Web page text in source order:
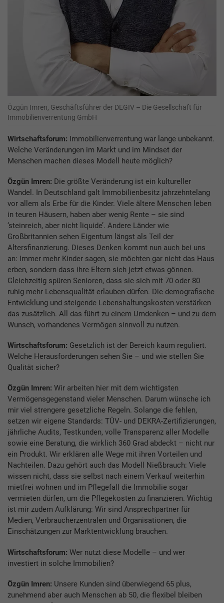
Özgün Imren, Geschäftsführer der DEGIV – Die Gesellschaft für
Immobilienverrentung GmbH
Wirtschaftsforum: Immobilienverrentung war lange unbekannt.
Welche Veränderungen im Markt und im Mindset der
Menschen machen dieses Modell heute möglich?
Özgün Imren: Die größte Veränderung ist ein kultureller
Wandel. In Deutschland galt Immobilienbesitz jahrzehntelang
vor allem als Erbe für die Kinder. Viele ältere Menschen leben
in teuren Häusern, haben aber wenig Rente – sie sind
‘steinreich, aber nicht liquide’. Andere Länder wie
Großbritannien sehen Eigentum längst als Teil der
Altersfinanzierung. Dieses Denken kommt nun auch bei uns
an: Immer mehr Kinder sagen, sie möchten gar nicht das Haus
erben, sondern dass ihre Eltern sich jetzt etwas gönnen.
Gleichzeitig spüren Senioren, dass sie sich mit 70 oder 80
ruhig mehr Lebensqualität erlauben dürfen. Die demografische
Entwicklung und steigende Lebenshaltungskosten verstärken
das zusätzlich. All das führt zu einem Umdenken – und zu dem
Wunsch, vorhandenes Vermögen sinnvoll zu nutzen.
Wirtschaftsforum: Gesetzlich ist der Bereich kaum reguliert.
Welche Herausforderungen sehen Sie – und wie stellen Sie
Qualität sicher?
Özgün Imren: Wir arbeiten hier mit dem wichtigsten
Vermögensgegenstand vieler Menschen. Darum wünsche ich
mir viel strengere gesetzliche Regeln. Solange die fehlen,
setzen wir eigene Standards: TÜV- und DEKRA-Zertifizierungen,
jährliche Audits, Testkunden, volle Transparenz aller Modelle
sowie eine Beratung, die wirklich 360 Grad abdeckt – nicht nur
ein Produkt. Wir erklären alle Wege mit ihren Vorteilen und
Nachteilen. Dazu gehört auch das Modell Nießbrauch: Viele
wissen nicht, dass sie selbst nach einem Verkauf weiterhin
mietfrei wohnen und im Pflegefall die Immobilie sogar
vermieten dürfen, um die Pflegekosten zu finanzieren. Wichtig
ist mir zudem Aufklärung: Wir sind Ansprechpartner für
Medien, Verbraucherzentralen und Organisationen, die
Einschätzungen zur Marktentwicklung brauchen.
Wirtschaftsforum: Wer nutzt diese Modelle – und wer
investiert in solche Immobilien?
Özgün Imren: Unsere Kunden sind überwiegend 65 plus,
zunehmend aber auch Menschen ab 50, die flexibel bleiben